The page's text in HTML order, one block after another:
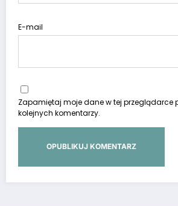
E-mail
Zapamiętaj moje dane w tej przeglądarce
kolejnych komentarzy.